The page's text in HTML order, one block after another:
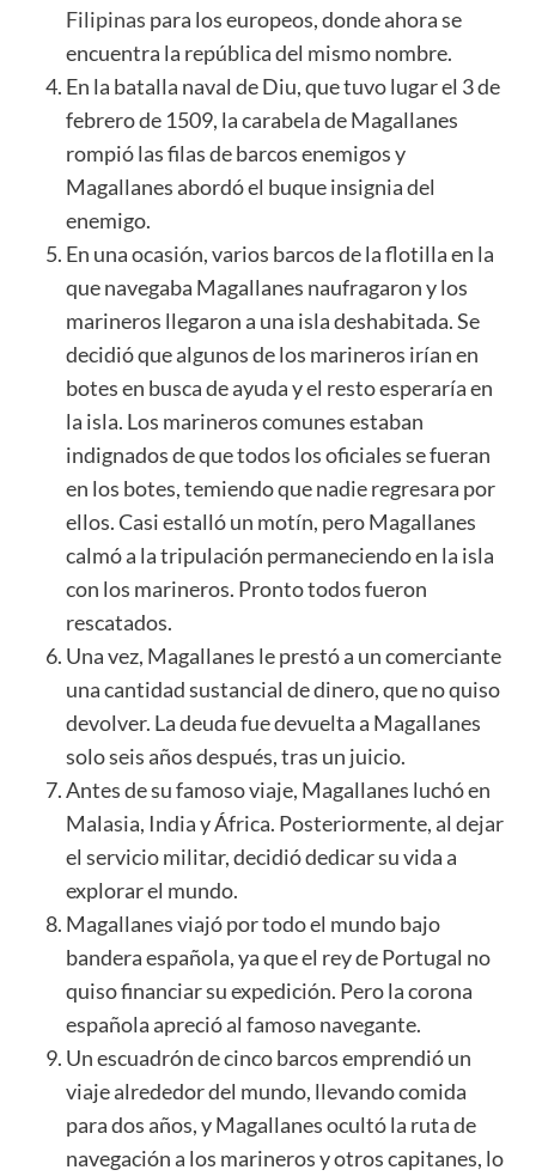
Filipinas para los europeos, donde ahora se
encuentra la república del mismo nombre.
En la batalla naval de Diu, que tuvo lugar el 3 de
febrero de 1509, la carabela de Magallanes
rompió las filas de barcos enemigos y
Magallanes abordó el buque insignia del
enemigo.
En una ocasión, varios barcos de la flotilla en la
que navegaba Magallanes naufragaron y los
marineros llegaron a una isla deshabitada. Se
decidió que algunos de los marineros irían en
botes en busca de ayuda y el resto esperaría en
la isla. Los marineros comunes estaban
indignados de que todos los oficiales se fueran
en los botes, temiendo que nadie regresara por
ellos. Casi estalló un motín, pero Magallanes
calmó a la tripulación permaneciendo en la isla
con los marineros. Pronto todos fueron
rescatados.
Una vez, Magallanes le prestó a un comerciante
una cantidad sustancial de dinero, que no quiso
devolver. La deuda fue devuelta a Magallanes
solo seis años después, tras un juicio.
Antes de su famoso viaje, Magallanes luchó en
Malasia, India y África. Posteriormente, al dejar
el servicio militar, decidió dedicar su vida a
explorar el mundo.
Magallanes viajó por todo el mundo bajo
bandera española, ya que el rey de Portugal no
quiso financiar su expedición. Pero la corona
española apreció al famoso navegante.
Un escuadrón de cinco barcos emprendió un
viaje alrededor del mundo, llevando comida
para dos años, y Magallanes ocultó la ruta de
navegación a los marineros y otros capitanes, lo